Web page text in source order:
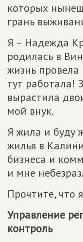
которых
грань
Я – Надежда
родилась в
жизнь провела
тут работала!
вырастила
мой внук.
Я жила и буду
жилья в
бизнеса и
и мне
Прочтите, что
Управление
контроль